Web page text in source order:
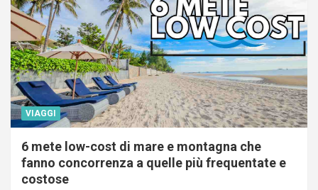
VIAGGI
6 mete low-cost di mare e montagna che
fanno concorrenza a quelle più frequentate e
costose